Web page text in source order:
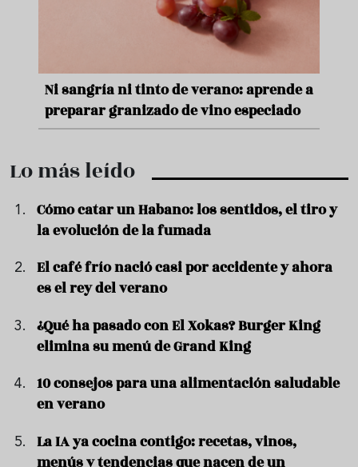
Aceitunas: el aperitivo estrella del
verano
Lo más leído
Cómo catar un Habano: los sentidos, el tiro y
la evolución de la fumada
El café frío nació casi por accidente y ahora
es el rey del verano
¿Qué ha pasado con El Xokas? Burger King
elimina su menú de Grand King
10 consejos para una alimentación saludable
en verano
La IA ya cocina contigo: recetas, vinos,
menús y tendencias que nacen de un